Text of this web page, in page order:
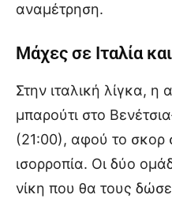
αναμέτρηση.
Μάχες σε Ιταλία
Στην ιταλική λίγκα, η
μπαρούτι στο
(21:00), αφού το σκορ
ισορροπία. Οι δύο
νίκη που θα τους